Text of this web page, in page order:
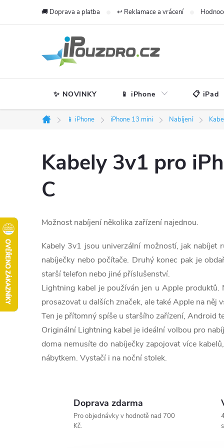
🚚 Doprava a platba ↩️ Reklamace a vrácení
✨ NOVINKY 📱 iPhone 📋 iPad
Domů
📱 iPhone iPhone 13 mini Nabíjení
Kabely 3v1 pro
C
Možnost nabíjení několika zařízení najednou.
Kabely 3v1 jsou univerzální možností, jak nabíjet
nabíječky nebo počítače. Druhý konec pak je
starší telefon nebo jiné příslušenství.
Lightning kabel je používán jen u Apple
prosazovat u dalších značek, ale také Apple na
Ten je přítomný spíše u staršího zařízení, Android
Originální Lightning kabel je ideální volbou pro
doma nemusíte do nabíječky zapojovat více
nábytkem. Vystačí i na noční stolek.
Doprava zdarma
Pro objednávky v hodnotě nad 700
Kč.